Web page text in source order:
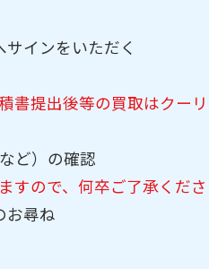
インをいただく
書提出後等の買取はクー
ど）の確認
ので、何卒ご了承くださ
尋ね